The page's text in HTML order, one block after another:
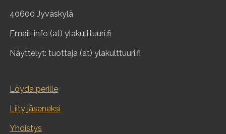
40600 Jyväskylä
Email: info (at) ylakulttuuri.fi
Näyttelyt: tuottaja (at) ylakulttuuri.fi
Löydä perille
Liity jäseneksi
Yhdistys